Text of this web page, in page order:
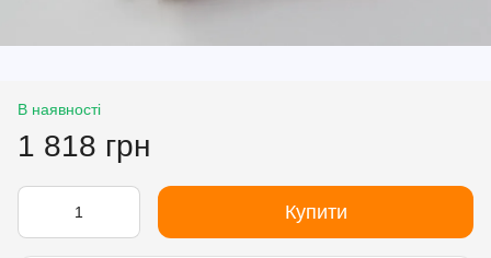
В наявності
1 818 грн
Купити